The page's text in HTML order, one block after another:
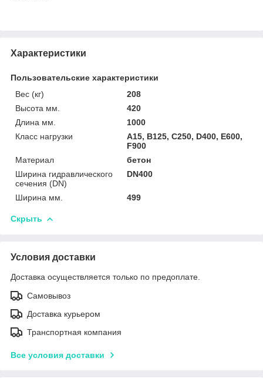
Характеристики
Пользовательские характеристики
Вес (кг)
208
Высота мм.
420
Длина мм.
1000
Класс нагрузки
A15, B125, C250, D400, E600,
F900
Материал
бетон
Ширина гидравлического
сечения (DN)
DN400
Ширина мм. 499
Скрыть
Условия доставки
Доставка осуществляется только по предоплате.
Самовывоз
Доставка курьером
Транспортная компания
Все условия доставки